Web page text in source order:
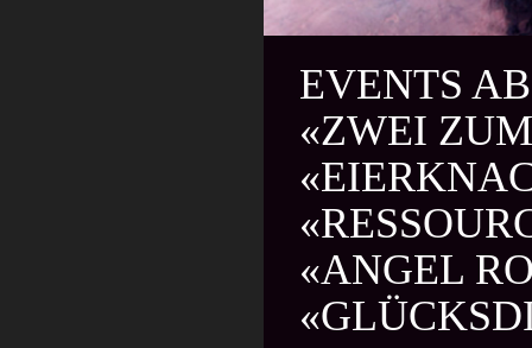
EVENTS
«ZWEI
«ANGEL